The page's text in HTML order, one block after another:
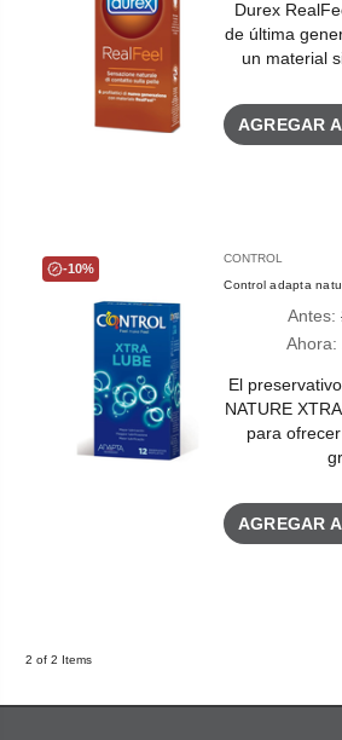
Durex
de última
un material
AGREGAR
-10%
CONTROL
Control adapta
Ahora:
Antes:
El
NATURE
para
AGREGAR
2 of 2 Items